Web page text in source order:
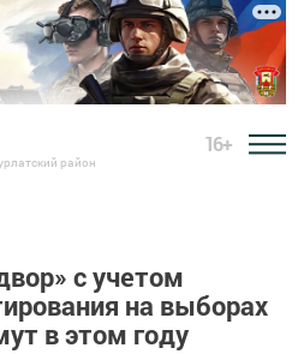
район
16+
с учетом
на выборах
в этом году